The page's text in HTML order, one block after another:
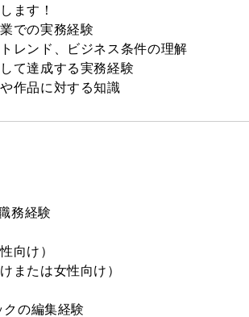
ます！
での実務経験
レンド、ビジネス条件の理解
て達成する実務経験
作品に対する知識
務経験
向け）
または女性向け）
の編集経験